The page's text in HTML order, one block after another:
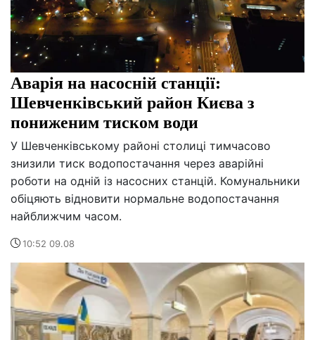
Аварія на насосній станції:
Шевченківський район Києва з
пониженим тиском води
У Шевченківському районі столиці тимчасово
знизили тиск водопостачання через аварійні
роботи на одній із насосних станцій. Комунальники
обіцяють відновити нормальне водопостачання
найближчим часом.
10:52 09.08